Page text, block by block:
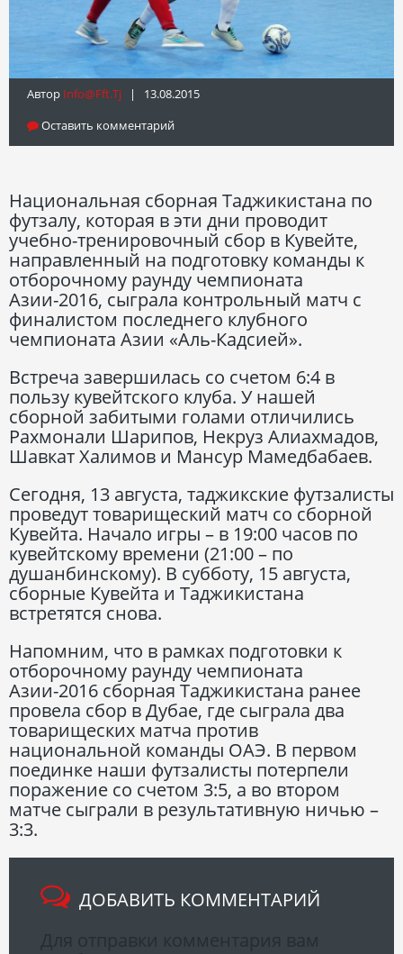
Автор Info@fft.tj | 13.08.2015
Оставить комментарий
Национальная сборная Таджикистана по
футзалу, которая в эти дни проводит
учебно-тренировочный сбор в Кувейте,
направленный на подготовку команды к
отборочному раунду чемпионата
Азии-2016, сыграла контрольный матч с
финалистом последнего клубного
чемпионата Азии «Аль-Кадсией».
Встреча завершилась со счетом 6:4 в
пользу кувейтского клуба. У нашей
сборной забитыми голами отличились
Рахмонали Шарипов, Некруз Алиахмадов,
Шавкат Халимов и Мансур Мамедбабаев.
Сегодня, 13 августа, таджикские футзалисты
проведут товарищеский матч со сборной
Кувейта. Начало игры – в 19:00 часов по
кувейтскому времени (21:00 – по
душанбинскому). В субботу, 15 августа,
сборные Кувейта и Таджикистана
встретятся снова.
Напомним, что в рамках подготовки к
отборочному раунду чемпионата
Азии-2016 сборная Таджикистана ранее
провела сбор в Дубае, где сыграла два
товарищеских матча против
национальной команды ОАЭ. В первом
поединке наши футзалисты потерпели
поражение со счетом 3:5, а во втором
матче сыграли в результативную ничью –
3:3.
ДОБАВИТЬ КОММЕНТАРИЙ